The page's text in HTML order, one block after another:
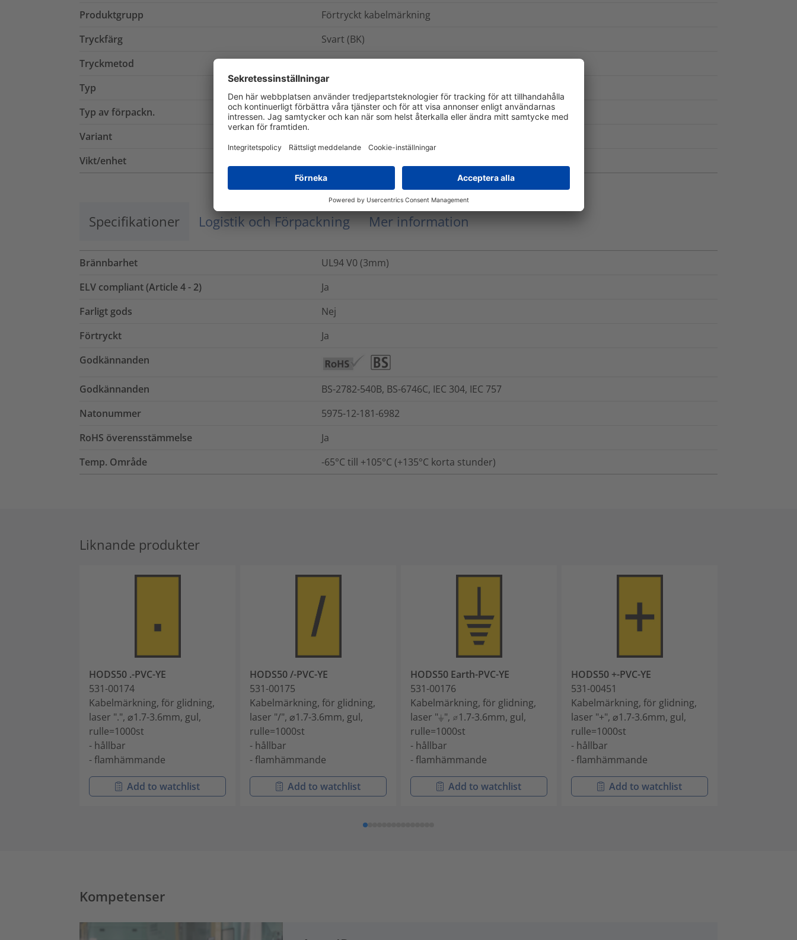
Produktgrupp
Förtryckt kabelmärkning
Tryckfärg
Svart (BK)
Tryckmetod
värmepräglat
Typ
Typ av förpackn.
rulle
Variant
Vikt/enhet
Specifikationer Logistik och Förpackning Mer information
Brännbarhet
UL94 V0 (3mm)
ELV compliant (Article 4 - 2)
Ja
Farligt gods
Nej
Förtryckt
Ja
Godkännanden
Godkännanden
BS-2782-540B, BS-6746C, IEC 304, IEC 757
Natonummer
5975-12-181-6982
RoHS överensstämmelse
Ja
Temp. Område
-65°C till +105°C (+135°C korta stunder)
Liknande produkter
HODS50 .-PVC-YE
531-00174
Kabelmärkning, för glidning,
laser ".", ⌀1.7-3.6mm, gul,
rulle=1000st
- hållbar
- flamhämmande
Add to watchlist
HODS50 /-PVC-YE
531-00175
Kabelmärkning, för glidning,
laser "/", ⌀1.7-3.6mm, gul,
rulle=1000st
- hållbar
- flamhämmande
Add to watchlist
HODS50 Earth-PVC-YE
531-00176
Kabelmärkning, för glidning,
laser "⏚", ⌀1.7-3.6mm, gul,
rulle=1000st
- hållbar
- flamhämmande
Add to watchlist
HODS50 +-PVC-YE
531-00451
Kabelmärkning, för glidning,
laser "+", ⌀1.7-3.6mm, gul,
rulle=1000st
- hållbar
- flamhämmande
Add to watchlist
Kompetenser